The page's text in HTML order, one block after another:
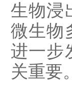
生物浸
微生物
进一步
关重要